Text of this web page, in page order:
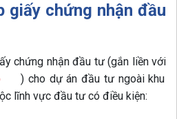
giấy chứng nhận đầu
chứng nhận đầu tư (gắn liền với
) cho dự án đầu tư ngoài khu
lĩnh vực đầu tư có điều kiện: